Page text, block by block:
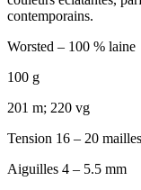
contemporains.
Worsted – 100 % laine
100 g
201 m; 220 vg
Tension 16 – 20
Aiguilles 4 – 5.5 mm